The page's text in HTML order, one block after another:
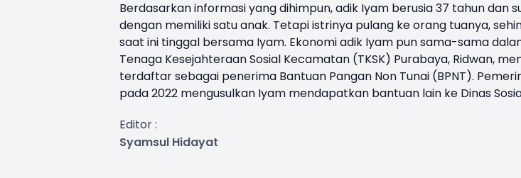
Berdasarkan informasi yang dihimpun, adik Iyam berusia 37 tahun dan
dengan memiliki satu anak. Tetapi istrinya pulang ke orang tuanya,
saat ini tinggal bersama Iyam. Ekonomi adik Iyam pun sama-sama
Tenaga Kesejahteraan Sosial Kecamatan (TKSK) Purabaya, Ridwan,
terdaftar sebagai penerima Bantuan Pangan Non Tunai (BPNT).
pada 2022 mengusulkan Iyam mendapatkan bantuan lain ke Dinas
Editor :
Syamsul Hidayat